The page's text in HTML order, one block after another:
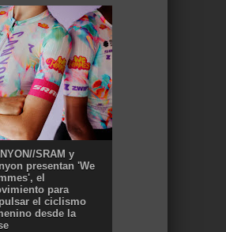
SRAM y
presentan 'We
el
para
el ciclismo
desde la